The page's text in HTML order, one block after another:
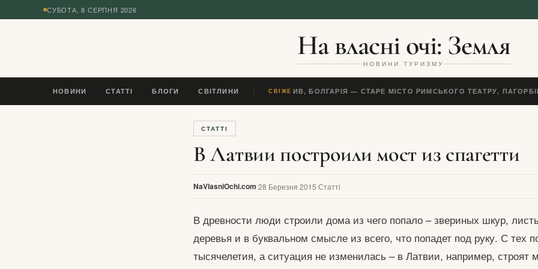
СУБОТА, 8 СЕРПНЯ 2026
На власні очі: Земля
НОВИНИ ТУРИЗМУ
НОВИНИ СТАТТІ БЛОГИ СВІТЛИНИ СВІЖЕ
ПЛОВДИВ, БОЛГАРІЯ — СТАРЕ МІСТО РИМСЬКОГО ТЕАТРУ,
СТАТТІ
В Латвии построили мост из спагетти
NaVlasniOchi.com 28 Березня 2015 Статті
В древности люди строили дома из чего попало – звериных шкур,
деревья и в буквальном смысле из всего, что попадет под руку. С тех
тысячелетия, а ситуация не изменилась – в Латвии, например, строят